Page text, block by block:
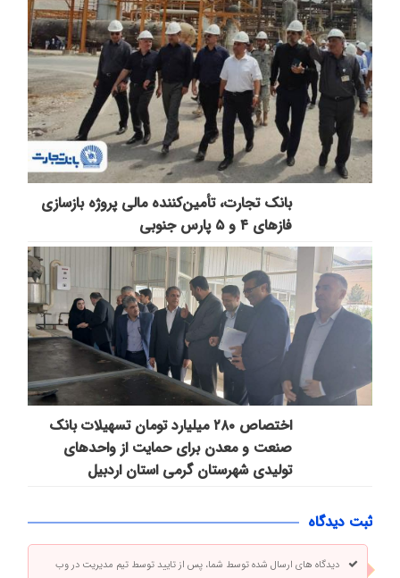
بانک تجارت، تأمین‌کننده مالی پروژه بازسازی
فازهای ۴ و ۵ پارس جنوبی
اختصاص ۲۸۰ میلیارد تومان تسهیلات بانک
صنعت و معدن برای حمایت از واحدهای
تولیدی شهرستان گرمی استان اردبیل
ثبت دیدگاه
دیدگاه های ارسال شده توسط شما، پس از تایید توسط تیم مدیریت در وب